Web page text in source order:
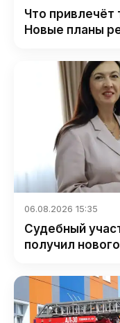
Что
Новые планы
06.08.2026 15:35
Судебный
получил